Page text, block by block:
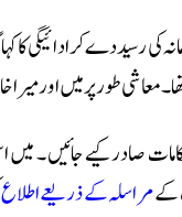
کی رسید دے کر ادائیگی کا
طور پر میں اور میرا
صادر کیے
کےمراسلہ کے ذریعے اطلاع